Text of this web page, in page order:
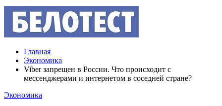
Главная
Экономика
Viber запрещен в России. Что происходит с
мессенджерами и интернетом в соседней стране?
Экономика